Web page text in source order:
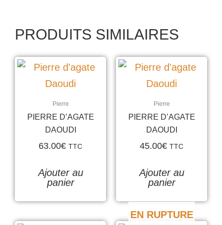
PRODUITS SIMILAIRES
Pierre
PIERRE D’AGATE
DAOUDI
63.00€ TTC
Ajouter au
panier
Pierre
PIERRE D’AGATE
DAOUDI
45.00€ TTC
Ajouter au
panier
EN RUPTURE